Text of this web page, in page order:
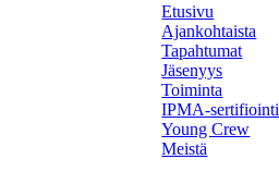
Etusivu
Ajankohtaista
Tapahtumat
Jäsenyys
Toiminta
IPMA-sertifiointi
Young Crew
Meistä